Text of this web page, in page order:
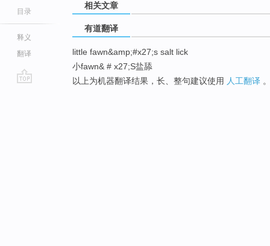
目录
释义
翻译
相关文章
有道翻译
little fawn&amp;#x27;s salt lick
小fawn& # x27;S盐舔
以上为机器翻译结果，长、整句建议使用 人工翻译